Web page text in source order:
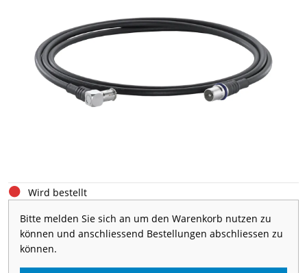
Wird bestellt
Bitte melden Sie sich an um den Warenkorb nutzen zu
können und anschliessend Bestellungen abschliessen zu
können.